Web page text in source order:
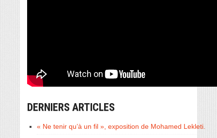
DERNIERS ARTICLES
« Ne tenir qu’à un fil », exposition de Mohamed Lekleti.